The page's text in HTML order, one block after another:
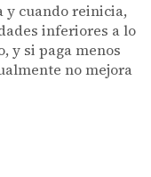
y cuando reinicia,
inferiores a lo
y si paga menos
no mejora